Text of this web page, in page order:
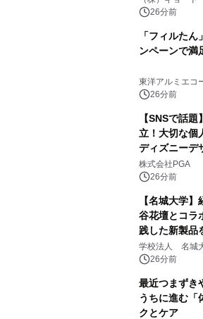
スペクタキュ
26分前
「フィルた
ンペーンで満
東洋アルミエコ
26分前
【SNSで話
立！大切な個
ディズニーデ
株式会社PGA
株式会社PGA
26分前
【名城大学
谷花壇とコ
践した新製品
学校法人 名城
26分前
最近つまずき
うちに進む「
クとケア